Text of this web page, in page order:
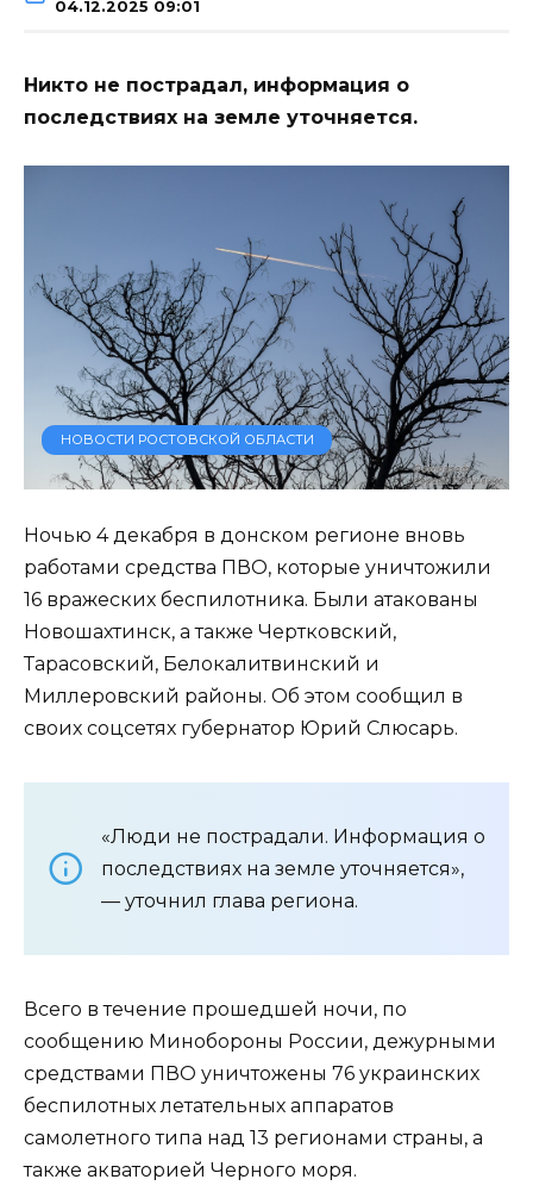
04.12.2025 09:01
Никто не пострадал, информация о
последствиях на земле уточняется.
НОВОСТИ РОСТОВСКОЙ ОБЛАСТИ
Ночью 4 декабря в донском регионе вновь
работами средства ПВО, которые уничтожили
16 вражеских беспилотника. Были атакованы
Новошахтинск, а также Чертковский,
Тарасовский, Белокалитвинский и
Миллеровский районы. Об этом сообщил в
своих соцсетях губернатор Юрий Слюсарь.
«Люди не пострадали. Информация о
последствиях на земле уточняется»,
— уточнил глава региона.
Всего в течение прошедшей ночи, по
сообщению Минобороны России, дежурными
средствами ПВО уничтожены 76 украинских
беспилотных летательных аппаратов
самолетного типа над 13 регионами страны, а
также акваторией Черного моря.